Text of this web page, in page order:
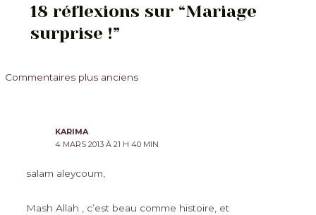
18 réflexions sur “Mariage
surprise !”
Commentaires
Commentaires plus anciens
KARIMA
4 MARS 2013 À 21 H 40 MIN
salam aleycoum,
Mash Allah , c’est beau comme histoire, et